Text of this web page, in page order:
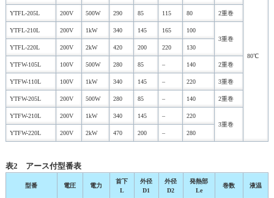
80℃
YTFL-205L 200V 500W 290 85 115 80 2重巻
YTFL-210L 200V 1kW 340 145 165
100
3重巻
YTFL-220L
200V 2kW 420 200 220 130
YTFW-105L 100V 500W 280 85 – 140 2重巻
YTFW-110L 100V 1kW 340 145 – 220 3重巻
YTFW-205L 200V 500W 280 85 – 140 2重巻
YTFW-210L 200V 1kW 340 145 –
220
3重巻
YTFW-220L
200V 2kW 470 200 – 280
表2 アース付型番表
型番 電圧 電力
首下
L
外径
D1
外径
D2
発熱部
Le
巻数 液温